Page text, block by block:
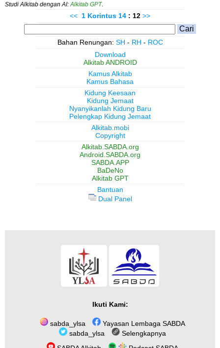
Studi Alkitab dengan AI: Alkitab GPT.
<< 1 Korintus 14 : 12 >>
Bahan Renungan: SH - RH - ROC
Download
Alkitab ANDROID
Kamus Alkitab
Kamus Bahasa
Kidung Keesaan
Kidung Jemaat
Nyanyikanlah Kidung Baru
Pelengkap Kidung Jemaat
Alkitab.mobi
Copyright
Alkitab.SABDA.org
Android.SABDA.org
SABDA.APP
BaDeNo
Alkitab GPT
Bantuan
Dual Panel
Ikuti Kami:
sabda_ylsa
Yayasan Lembaga SABDA
sabda_ylsa
Selengkapnya